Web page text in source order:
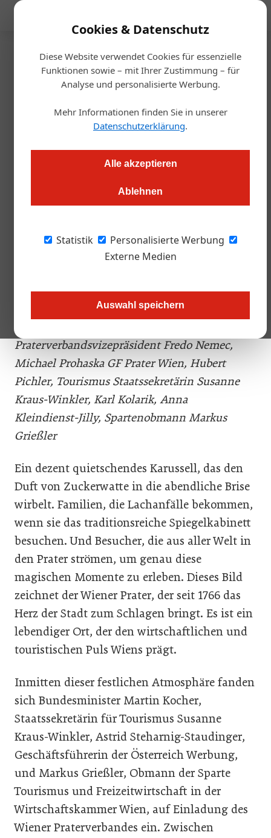
Cookies & Datenschutz
Diese Website verwendet Cookies für essenzielle
Funktionen sowie – mit Ihrer Zustimmung – für
Analyse und personalisierte Werbung.
Mehr Informationen finden Sie in unserer
Datenschutzerklärung.
Alle akzeptieren
Ablehnen
Statistik
Personalisierte Werbung
Externe Medien
Auswahl speichern
Startseite/Gastro & Hotel
Hoher Besuch im
Wurstelprater
Der Prater bringt die Stadt zum Leuchten: Davon machten
sich Minister, Staatssekretärin, ÖW-Chefin und der
Bild oben: Die Luftburg begrüßte die
Praterverbandspräsidentin Silvia Lang, Sabine
Holzdorfer, Filip Simek, Minister Martin
Praterverbandsvizepräsident Fredo Nemec,
Michael Prohaska GF Prater Wien, Hubert
Pichler, Tourismus Staatssekretärin Susanne
Kraus-Winkler, Karl Kolarik, Anna
Kleindienst-Jilly, Spartenobmann Markus
Grießler
Ein dezent quietschendes Karussell, das den
Duft von Zuckerwatte in die abendliche Brise
wirbelt. Familien, die Lachanfälle bekommen,
wenn sie das traditionsreiche Spiegelkabinett
besuchen. Und Besucher, die aus aller Welt in
den Prater strömen, um genau diese
magischen Momente zu erleben. Dieses Bild
zeichnet der Wiener Prater, der seit 1766 das
Herz der Stadt zum Schlagen bringt. Es ist ein
lebendiger Ort, der den wirtschaftlichen und
touristischen Puls Wiens prägt.
Inmitten dieser festlichen Atmosphäre fanden
sich Bundesminister Martin Kocher,
Staatssekretärin für Tourismus Susanne
Kraus-Winkler, Astrid Steharnig-Staudinger,
Geschäftsführerin der Österreich Werbung,
und Markus Grießler, Obmann der Sparte
Tourismus und Freizeitwirtschaft in der
Wirtschaftskammer Wien, auf Einladung des
Wiener Praterverbandes ein. Zwischen